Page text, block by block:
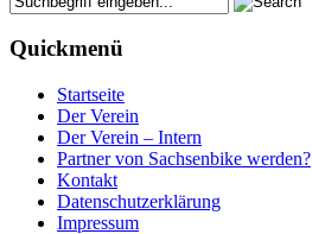
Quickmenü
Startseite
Der Verein
Der Verein – Intern
Partner von Sachsenbike werden?
Kontakt
Datenschutzerklärung
Impressum